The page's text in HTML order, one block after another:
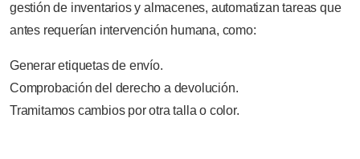
gestión de inventarios y almacenes, automatizan tareas que
antes requerían intervención humana, como:
Generar etiquetas de envío.
Comprobación del derecho a devolución.
Tramitamos cambios por otra talla o color.